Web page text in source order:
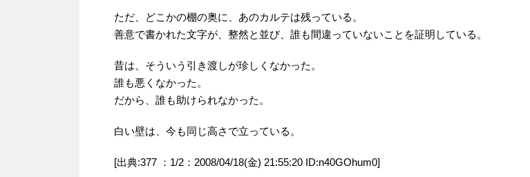
ただ、どこかの棚の奥に、あのカルテは残っている。
善意で書かれた文字が、整然と並び、誰も間違っていないことを証明している。
昔は、そういう引き渡しが珍しくなかった。
誰も悪くなかった。
だから、誰も助けられなかった。
白い壁は、今も同じ高さで立っている。
[出典:377 ：1/2：2008/04/18(金) 21:55:20 ID:n40GOhum0]